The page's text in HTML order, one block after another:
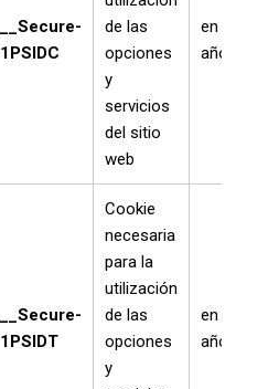
__Secure-
1PSIDC
de las
opciones
y
servicios
del sitio
web
en un
año
__Secure-
1PSIDT
Cookie
necesaria
para la
utilización
de las
opciones
y
en un
año